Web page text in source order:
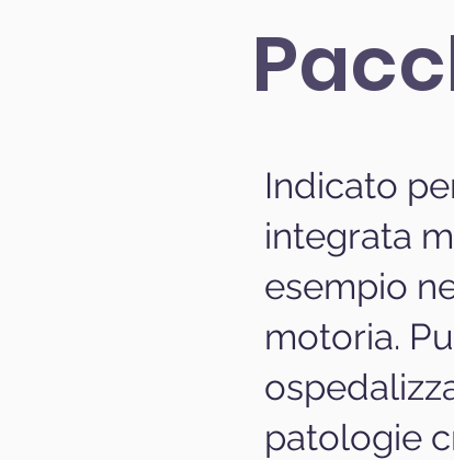
Indicato
integrata
esempio
motoria.
patologie